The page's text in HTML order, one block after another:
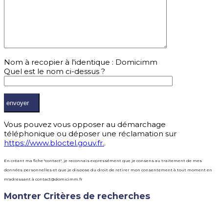
Nom à recopier à l'identique : Domicimm
Quel est le nom ci-dessus ?
Vous pouvez vous opposer au démarchage
téléphonique ou déposer une réclamation sur
https://www.bloctel.gouv.fr..
En créant ma fiche "contact", je reconnais expressément que je consens au traitement de mes
données personnelles et que je dispose du droit de retirer mon consentement à tout moment en
m'adressant à contact@domicimm.fr
Montrer Critères de recherches